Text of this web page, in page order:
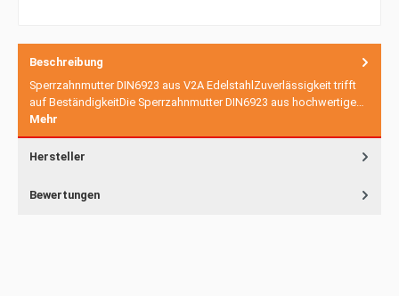
Beschreibung
Sperrzahnmutter DIN6923 aus V2A EdelstahlZuverlässigkeit trifft
auf BeständigkeitDie Sperrzahnmutter DIN6923 aus hochwertige…
Mehr
Hersteller
Bewertungen